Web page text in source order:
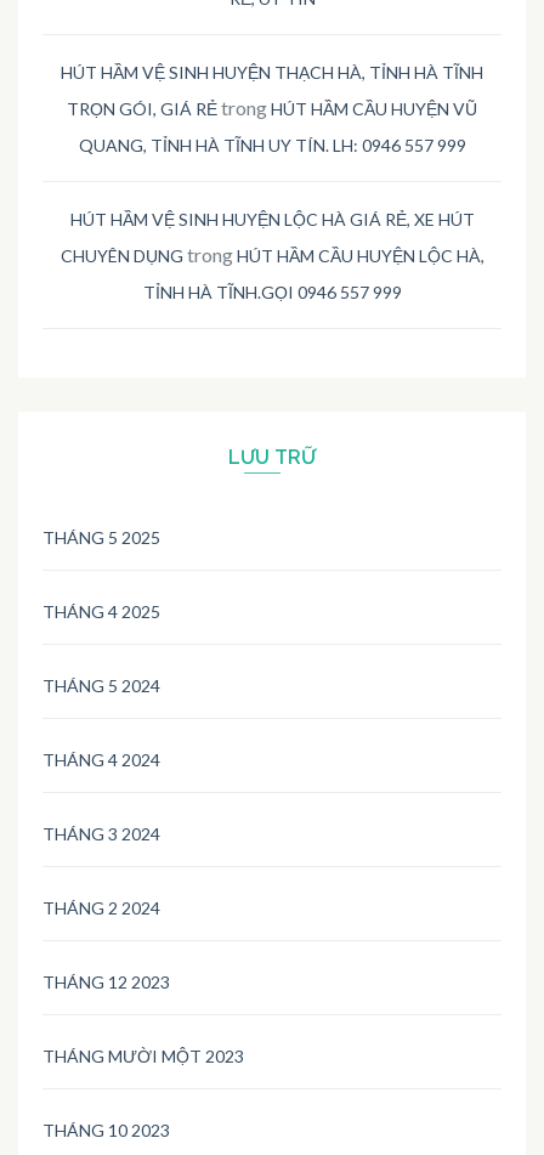
HÚT HẦM VỆ SINH HUYỆN THẠCH HÀ, TỈNH HÀ TĨNH
TRỌN GÓI, GIÁ RẺtrongHÚT HẦM CẦU HUYỆN VŨ
QUANG, TỈNH HÀ TĨNH UY TÍN. LH: 0946 557 999
HÚT HẦM VỆ SINH HUYỆN LỘC HÀ GIÁ RẺ, XE HÚT
CHUYÊN DỤNG trongHÚT HẦM CẦU HUYỆN LỘC HÀ,
TỈNH HÀ TĨNH.GỌI 0946 557 999
LƯU TRỮ
THÁNG 5 2025
THÁNG 4 2025
THÁNG 5 2024
THÁNG 4 2024
THÁNG 3 2024
THÁNG 2 2024
THÁNG 12 2023
THÁNG MƯỜI MỘT 2023
THÁNG 10 2023